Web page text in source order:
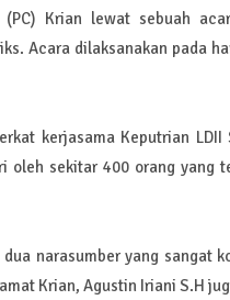
(PC) Krian lewat sebuah
Acara dilaksanakan pada
kerjasama Keputrian
oleh sekitar 400 orang yang
narasumber yang sangat
Krian, Agustin Iriani S.H